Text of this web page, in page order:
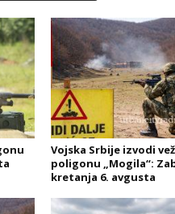
Vojska Srbije izvodi
poligonu „Mogila“:
kretanja 6. avgusta